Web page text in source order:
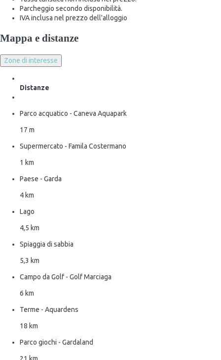
Parcheggio secondo disponibilità.
IVA inclusa nel prezzo dell'alloggio
Mappa e distanze
Zone di interesse
Distanze
Parco acquatico - Caneva Aquapark
17 m
Supermercato - Famila Costermano
1 km
Paese - Garda
4 km
Lago
4,5 km
Spiaggia di sabbia
5,3 km
Campo da Golf - Golf Marciaga
6 km
Terme - Aquardens
18 km
Parco giochi - Gardaland
21 km